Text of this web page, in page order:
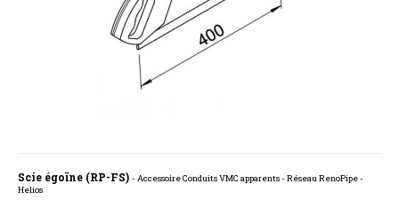
Scie égoïne (RP-FS) - Accessoire Conduits VMC apparents - Réseau RenoPipe -
Helios